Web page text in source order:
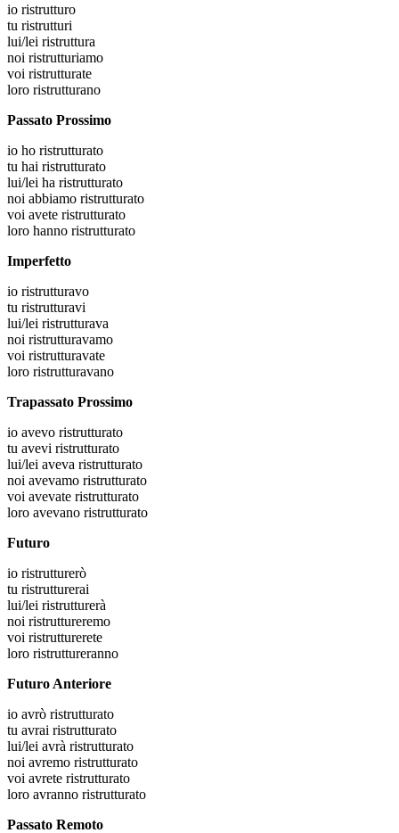
io ristrutturo
tu ristrutturi
lui/lei ristruttura
noi ristrutturiamo
voi ristrutturate
loro ristrutturano
Passato Prossimo
io ho ristrutturato
tu hai ristrutturato
lui/lei ha ristrutturato
noi abbiamo ristrutturato
voi avete ristrutturato
loro hanno ristrutturato
Imperfetto
io ristrutturavo
tu ristrutturavi
lui/lei ristrutturava
noi ristrutturavamo
voi ristrutturavate
loro ristrutturavano
Trapassato Prossimo
io avevo ristrutturato
tu avevi ristrutturato
lui/lei aveva ristrutturato
noi avevamo ristrutturato
voi avevate ristrutturato
loro avevano ristrutturato
Futuro
io ristrutturerò
tu ristrutturerai
lui/lei ristrutturerà
noi ristruttureremo
voi ristrutturerete
loro ristruttureranno
Futuro Anteriore
io avrò ristrutturato
tu avrai ristrutturato
lui/lei avrà ristrutturato
noi avremo ristrutturato
voi avrete ristrutturato
loro avranno ristrutturato
Passato Remoto